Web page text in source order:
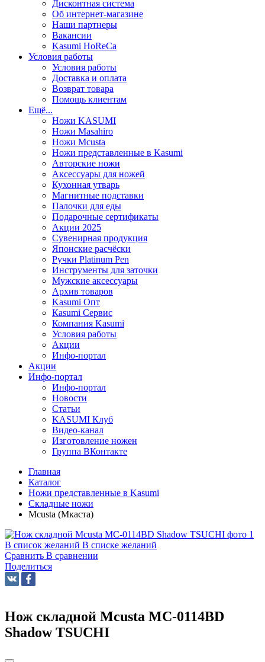
Дисконтная система
Об интернет-магазине
Наши партнеры
Вакансии
Kasumi HoReCa
Условия работы
Условия работы
Доставка и оплата
Возврат товара
Помощь клиентам
Ещё...
Ножи KASUMI
Ножи Masahiro
Ножи Mcusta
Ножи представленные в Kasumi
Авторские ножи
Аксессуары для ножей
Кухонная утварь
Магнитные подставки
Палочки для еды
Подарочные сертификаты
Акции 2025
Сувенирная продукция
Японские расчёски
Ручки Platinum Pen
Инструменты для заточки
Мужские аксессуары
Архив товаров
Kasumi Опт
Кasumi Сервис
Компания Kasumi
Условия работы
Акции
Инфо-портал
Акции
Инфо-портал
Инфо-портал
Новости
Статьи
KASUMI Клуб
Видео-канал
Изготовление ножен
Группа ВКонтакте
Главная
Каталог
Ножи представленные в Kasumi
Складные ножи
Mcusta (Мкаста)
В список желаний В списке желаний
Сравнить В сравнении
Поделиться
Нож складной Mcusta MC-0114BD
Shadow TSUCHI